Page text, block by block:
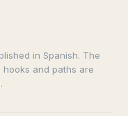
in Spanish. The
and paths are